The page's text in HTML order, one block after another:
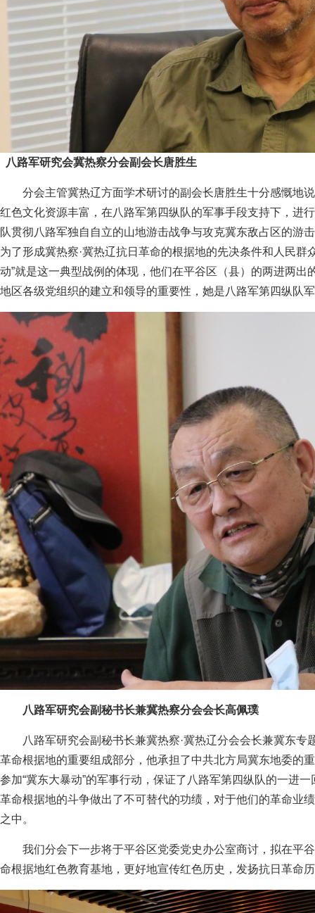
八路军研究会冀热察分会副会长唐胜生
分会主管冀热辽方面学术研讨的副会长唐胜生十分感慨地
红色文化资源丰富，在八路军第四纵队的军事手段支持下，进
队贯彻八路军独自自立的山地游击战争与攻克冀东敌占区的游
为了形成冀热察·冀热辽抗日革命的根据地的先决条件和人民群
动”就是这一典型战例的体现，他们在平谷区（县）的两进两
地区各级党组织的建立和领导的重要性，她是八路军第四纵队
八路军研究会副秘书长兼冀热察分会会长高佩璞
八路军研究会副秘书长兼冀热察·冀热辽分会会长兼冀东
革命根据地的重要组成部分，他承担了中共北方局冀东地委的
参加“冀东大暴动”的军事行动，保证了八路军第四纵队的一进
革命根据地的斗争做出了不可替代的功绩，对于他们的革命业
之中。
我们分会下一步将于平谷区党委党史办公室商讨，拟在平
命根据地红色教育基地，更好地宣传红色历史，发扬抗日革命